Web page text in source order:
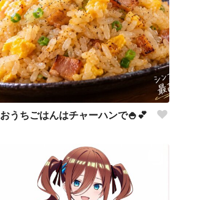
おうちごはんはチャーハンで🍚💕